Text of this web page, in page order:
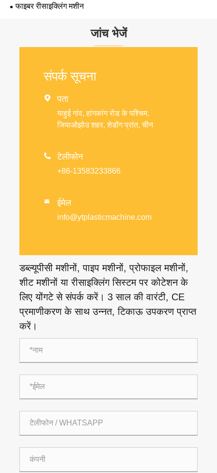
फाइबर रीसाइक्लिंग मशीन
जांच भेजें
संपर्क सूचना
 पता
याहुई गांव, हांगकांग रोड के पश्चिम,
जियाओझोउ शहर, शेडोंग प्रांत, चीन
 टेलीफोन
+86-13583233866
 ईमेल
info@ytplasticmachine.com
डब्ल्यूपीसी मशीनों, पाइप मशीनों, प्रोफाइल मशीनों,
शीट मशीनों या रीसाइक्लिंग सिस्टम पर कोटेशन के
लिए योंगटे से संपर्क करें। 3 साल की वारंटी, CE
प्रमाणीकरण के साथ उन्नत, टिकाऊ उपकरण प्राप्त
करें।